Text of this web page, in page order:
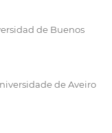
de Buenos
de Aveiro